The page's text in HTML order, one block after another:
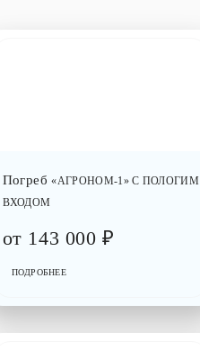
Погреб«АГРОНОМ-1» С ПОЛОГИМ
ВХОДОМ
от 143 000₽
ПОДРОБНЕЕ